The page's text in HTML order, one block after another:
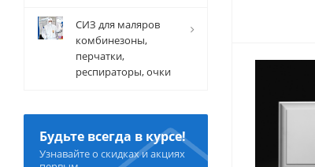
СИЗ для маляров
комбинезоны,
перчатки,
респираторы, очки
Будьте всегда в курсе!
Узнавайте о скидках и акциях